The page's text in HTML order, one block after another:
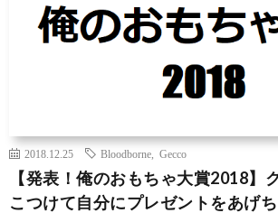
2018.12.25 Bloodborne Gecco
【発表！俺のおもちゃ大賞2018】
こつけて自分にプレゼントをあげ